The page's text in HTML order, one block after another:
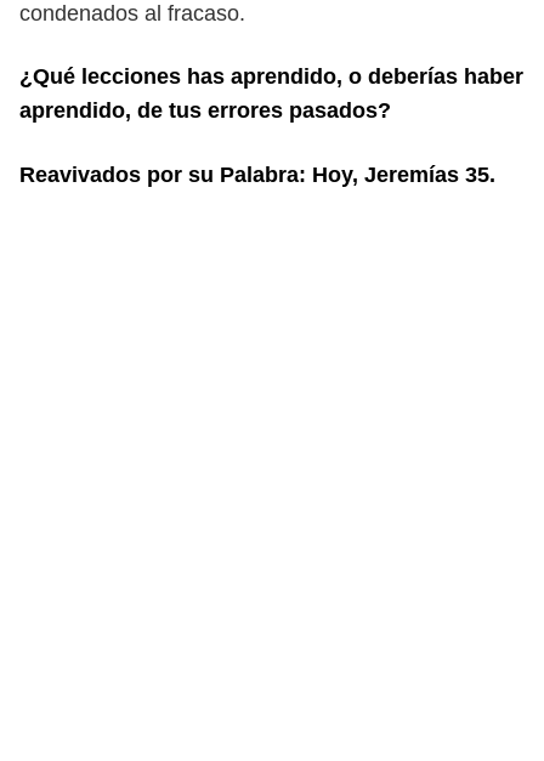
condenados al fracaso.
¿Qué lecciones has aprendido, o deberías haber
aprendido, de tus errores pasados?
Reavivados por su Palabra: Hoy, Jeremías 35.